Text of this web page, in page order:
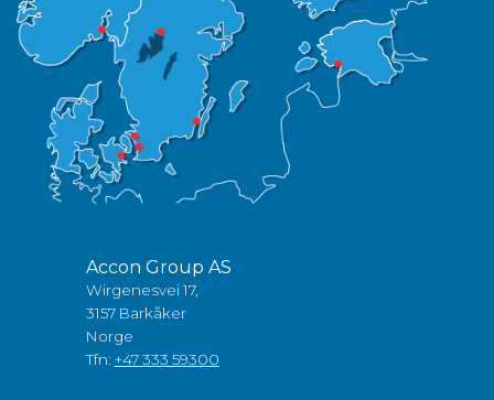
Accon Group AS
Wirgenesvei 17,
3157 Barkåker
Norge
Tfn: +47 333 59300